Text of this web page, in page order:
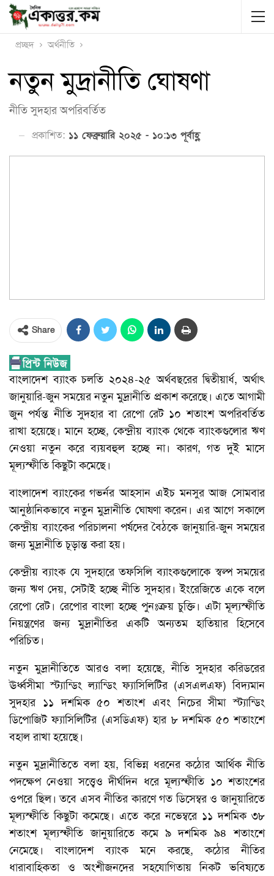
প্রচ্ছদ অর্থনীতি
নতুন মুদ্রানীতি ঘোষণা
নীতি সুদহার অপরিবর্তিত
প্রকাশিত: ১১ ফেব্রুয়ারি ২০২৫ - ১০:১৩ পূর্বাহ্ণ
Share
বাংলাদেশ ব্যাংক চলতি ২০২৪-২৫ অর্থবছরের দ্বিতীয়ার্ধ, অর্থাৎ
জানুয়ারি-জুন সময়ের নতুন মুদ্রানীতি প্রকাশ করেছে। এতে আগামী
জুন পর্যন্ত নীতি সুদহার বা রেপো রেট ১০ শতাংশ অপরিবর্তিত
রাখা হয়েছে। মানে হচ্ছে, কেন্দ্রীয় ব্যাংক থেকে ব্যাংকগুলোর ঋণ
নেওয়া নতুন করে ব্যয়বহুল হচ্ছে না। কারণ, গত দুই মাসে
মূল্যস্ফীতি কিছুটা কমেছে।
বাংলাদেশ ব্যাংকের গভর্নর আহসান এইচ মনসুর আজ সোমবার
আনুষ্ঠানিকভাবে নতুন মুদ্রানীতি ঘোষণা করেন। এর আগে সকালে
কেন্দ্রীয় ব্যাংকের পরিচালনা পর্ষদের বৈঠকে জানুয়ারি-জুন সময়ের
জন্য মুদ্রানীতি চূড়ান্ত করা হয়।
কেন্দ্রীয় ব্যাংক যে সুদহারে তফসিলি ব্যাংকগুলোকে স্বল্প সময়ের
জন্য ঋণ দেয়, সেটাই হচ্ছে নীতি সুদহার। ইংরেজিতে একে বলে
রেপো রেট। রেপোর বাংলা হচ্ছে পুনঃক্রয় চুক্তি। এটা মূল্যস্ফীতি
নিয়ন্ত্রণের জন্য মুদ্রানীতির একটি অন্যতম হাতিয়ার হিসেবে
পরিচিত।
নতুন মুদ্রানীতিতে আরও বলা হয়েছে, নীতি সুদহার করিডরের
ঊর্ধ্বসীমা স্ট্যান্ডিং ল্যান্ডিং ফ্যাসিলিটির (এসএলএফ) বিদ্যমান
সুদহার ১১ দশমিক ৫০ শতাংশ এবং নিচের সীমা স্ট্যান্ডিং
ডিপোজিট ফ্যাসিলিটির (এসডিএফ) হার ৮ দশমিক ৫০ শতাংশে
বহাল রাখা হয়েছে।
নতুন মুদ্রানীতিতে বলা হয়, বিভিন্ন ধরনের কঠোর আর্থিক নীতি
পদক্ষেপ নেওয়া সত্ত্বেও দীর্ঘদিন ধরে মূল্যস্ফীতি ১০ শতাংশের
ওপরে ছিল। তবে এসব নীতির কারণে গত ডিসেম্বর ও জানুয়ারিতে
মূল্যস্ফীতি কিছুটা কমেছে। এতে করে নভেম্বরে ১১ দশমিক ৩৮
শতাংশ মূল্যস্ফীতি জানুয়ারিতে কমে ৯ দশমিক ৯৪ শতাংশে
নেমেছে। বাংলাদেশ ব্যাংক মনে করছে, কঠোর নীতির
ধারাবাহিকতা ও অংশীজনদের সহযোগিতায় নিকট ভবিষ্যতে